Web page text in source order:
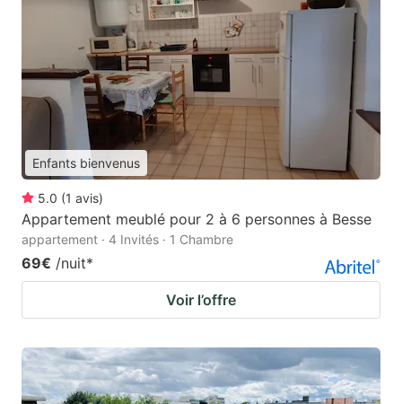
Enfants bienvenus
5.0 (1 avis)
Appartement meublé pour 2 à 6 personnes à Besse
appartement · 4 Invités · 1 Chambre
69€ /nuit*
Voir l’offre